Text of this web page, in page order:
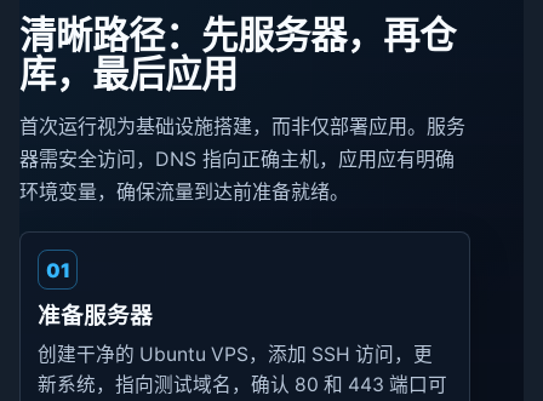
清晰路径：先服务器，再仓
库，最后应用
首次运行视为基础设施搭建，而非仅部署应用。服务
器需安全访问，DNS 指向正确主机，应用应有明确
环境变量，确保流量到达前准备就绪。
01
准备服务器
创建干净的 Ubuntu VPS，添加 SSH 访问，更
新系统，指向测试域名，确认 80 和 443 端口可